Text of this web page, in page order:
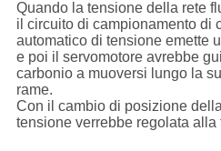
Quando la tensione della rete
il circuito di campionamento di
automatico di tensione emette
e poi il servomotore avrebbe
carbonio a muoversi lungo la
rame.
Con il cambio di posizione
tensione verrebbe regolata alla